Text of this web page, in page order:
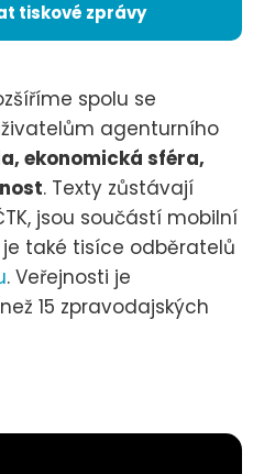
tiskové zprávy
spolu se
agenturního
ekonomická sféra,
. Texty zůstávají
jsou součástí mobilní
také tisíce odběratelů
. Veřejnosti je
15 zpravodajských